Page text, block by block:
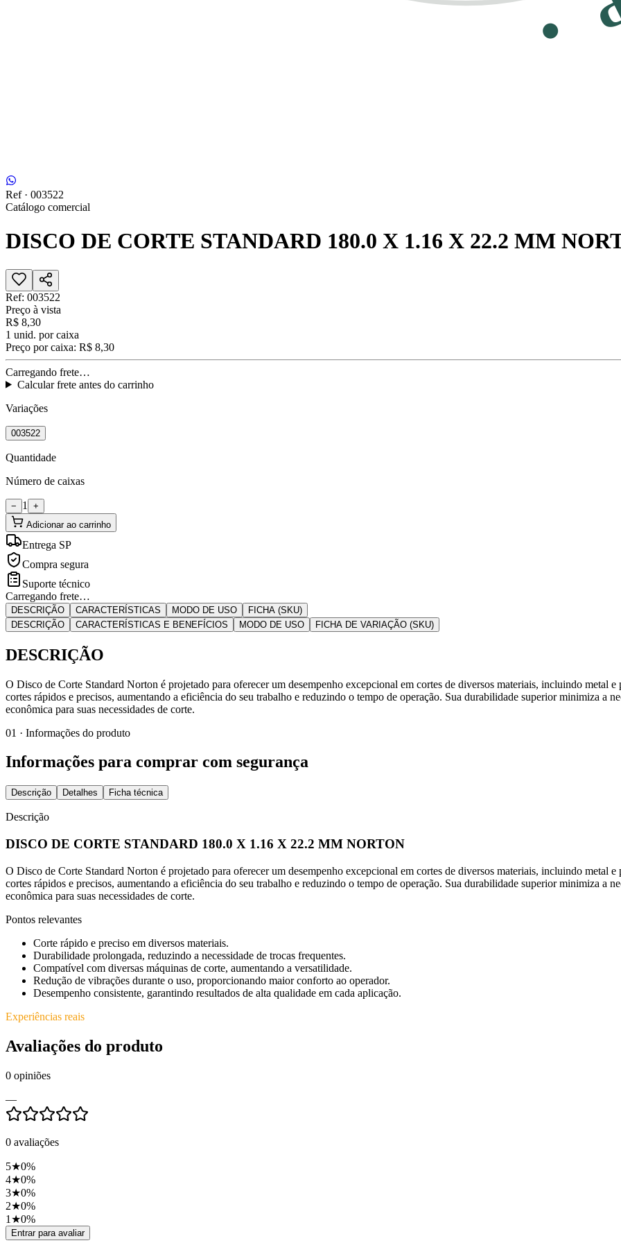
Ref · 003522
Catálogo comercial
DISCO DE CORTE STANDARD 180.0 X 1.16 X 22.2 MM
Ref: 003522
Preço à vista
R$ 8,30
1 unid. por caixa
Preço por caixa: R$ 8,30
Carregando frete…
Calcular frete antes do carrinho
Variações
003522
Quantidade
Número de caixas
− 1
+
Adicionar ao carrinho
Entrega SP
Compra segura
Suporte técnico
Carregando frete…
DESCRIÇÃO CARACTERÍSTICAS MODO DE USO
FICHA (SKU)
DESCRIÇÃO
CARACTERÍSTICAS E BENEFÍCIOS MODO DE USO FICHA DE VARIAÇÃO (SKU)
DESCRIÇÃO
O Disco de Corte Standard Norton é projetado para oferecer um desempenho excepcional em cortes de diversos materiais, incluindo metal
cortes rápidos e precisos, aumentando a eficiência do seu trabalho e reduzindo o tempo de operação. Sua durabilidade superior minimiza a
econômica para suas necessidades de corte.
01 · Informações do produto
Informações para comprar com segurança
Descrição Detalhes Ficha técnica
Descrição
DISCO DE CORTE STANDARD 180.0 X 1.16 X 22.2 MM NORTON
O Disco de Corte Standard Norton é projetado para oferecer um desempenho excepcional em cortes de diversos materiais, incluindo metal
cortes rápidos e precisos, aumentando a eficiência do seu trabalho e reduzindo o tempo de operação. Sua durabilidade superior minimiza a
econômica para suas necessidades de corte.
Pontos relevantes
Corte rápido e preciso em diversos materiais.
Durabilidade prolongada, reduzindo a necessidade de trocas frequentes.
Compatível com diversas máquinas de corte, aumentando a versatilidade.
Redução de vibrações durante o uso, proporcionando maior conforto ao operador.
Desempenho consistente, garantindo resultados de alta qualidade em cada aplicação.
Experiências reais
Avaliações do produto
0 opiniões
—
0 avaliações
5★0%
4★0%
3★0%
2★0%
1 ★0%
Entrar para avaliar